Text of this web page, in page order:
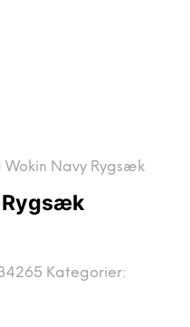
Wokin Navy Rygsæk
Rygsæk
Kategorier: